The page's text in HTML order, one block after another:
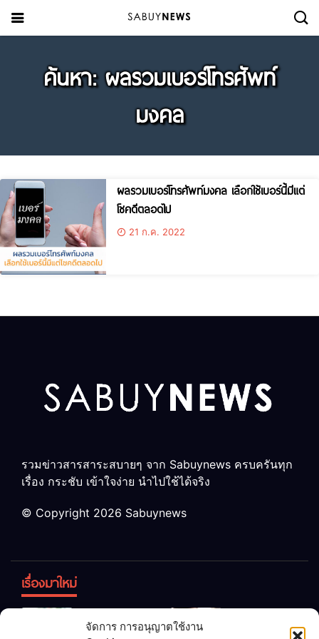
จัดการ การอนุญาตใช้งาน
ค้นหา: ผลรวมเบอร์โทรศัพท์
มงคล
ผลรวมเบอร์โทรศัพท์มงคล เลือกใช้เบอร์นี้มีแต่
โชคดีตลอดไป
21 ก.ค. 2022
รวมข่าวสารสาระสบายๆ จาก Sabuynews ครบครันทุก
เรื่อง กระชับ เข้าใจง่าย นำไปใช้ได้จริง
© Copyright 2026 Sabuynews
เรื่องมาใหม่
ทิ้ง! เปลี่ยน
หญิง 12 ขวบ